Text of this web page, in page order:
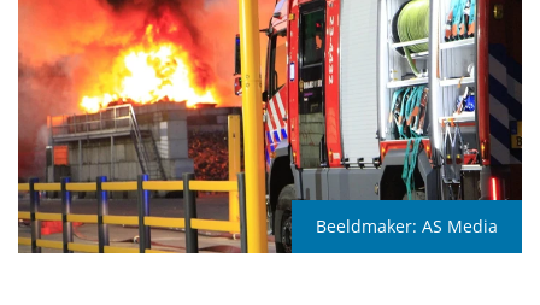
Beeldmaker: AS Media